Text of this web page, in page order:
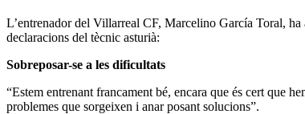
L’entrenador del Villarreal CF, Marcelino García Toral, ha
declaracions del tècnic asturià:
Sobreposar-se a les dificultats
“Estem entrenant francament bé, encara que és cert que
problemes que sorgeixen i anar posant solucions”.